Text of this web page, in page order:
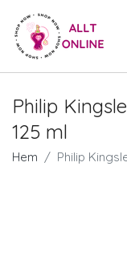
Philip
125 ml
Hem Philip